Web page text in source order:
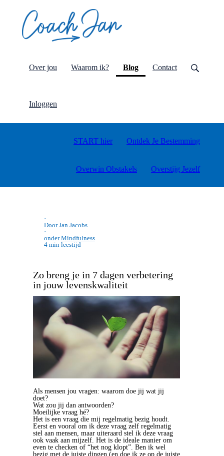
Over jou Waarom ik? Blog(current)
Contact
Inloggen
START hier Ontdek Je Bestemming
Overwin Obstakels Overstijg Jezelf
·
Door Jan Jacobs
·
onderMindfulness
4 min leestijd
Zo breng je in 7 dagen verbetering
in jouw levenskwaliteit
Als mensen jou vragen: waarom doe jij wat jij
doet?
Wat zou jij dan antwoorden?
Moeilijke vraag hé?
Het is een vraag die mij regelmatig bezig houdt.
Eerst en vooral om ik deze vraag zelf regelmatig
stel aan mensen, maar uiteraard stel ik deze vraag
ook vaak aan mijzelf. Het is de ideale manier om
even te checken of “het nog klopt”. Ben ik wel
bezig met de juiste dingen (en doe ik ze op de juiste